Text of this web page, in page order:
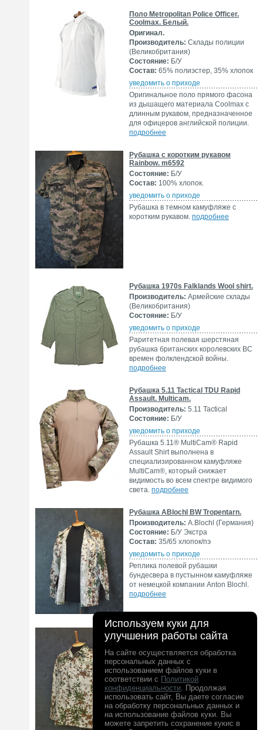
Поло Metropolitan Police Officer.
Coolmax. Белый.
Оригинал.
Производитель: Склады полиции
(Великобритания)
Состояние: Б/У
Состав: 65% полиэстер, 35% хлопок
уведомить о приходе
Оригинальное поло прямого фасона
из дышащего материала Coolmax с
длинным рукавом, предназначенное
для офицеров английской полиции.
подробнее
Рубашка с коротким рукавом
Rainbow. m6592
Состояние: Б/У
Состав: 100% хлопок.
уведомить о приходе
Рубашка в темном камуфляже с
коротким рукавом. подробнее
Рубашка 1970s Falklands Wool shirt.
Производитель: Армейские склады
(Великобритания)
Состояние: Б/У
уведомить о приходе
Раритетная полевая шерстяная
рубашка британских королевских ВС
времен фолклендской войны.
подробнее
Рубашка 5.11 Tactical TDU Rapid
Assault. Multicam.
Производитель: 5.11 Tactical
Состояние: Б/У
уведомить о приходе
Рубашка 5.11® MultiCam® Rapid
Assault Shirt выполнена в
специализированном камуфляже
MultiCam®, который снижает
видимость во всем спектре видимого
света. подробнее
Рубашка ABlochl BW Tropentarn.
Производитель: A.Blochl (Германия)
Состояние: Б/У Экстра
Состав: 35/65 хлопок/пэ
уведомить о приходе
Реплика полевой рубашки
бундесвера в пустынном камуфляже
от немецкой компании Anton Blochl.
подробнее
Рубашка ABlochl BW Tropentarn.
Производитель:
Состояние:Б/У
Состав: 35/65 хлопок/пэ
уведомить о приходе
Реплика полевой рубашки
бундесвера в пустынном камуфляже
от немецкой компании Anton Blochl.
подробнее
Используем куки для
улучшения работы сайта
На сайте осуществляется обработка
персональных данных с
использованием файлов куки в
соответствии с Политикой
конфиденциальности. Продолжая
использовать сайт, Вы даете согласие
на обработку персональных данных и
на использование файлов куки. Вы
можете запретить сохранение кукис в